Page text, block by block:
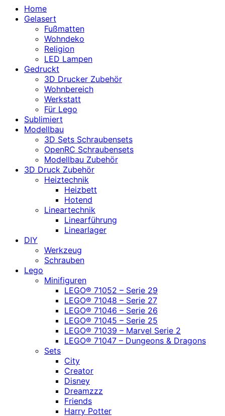
Home
Gelasert
Fußmatten
Wohndeko
Religion
LED Lampen
Gedruckt
3D Drucker Zubehör
Wohnbereich
Werkstatt
Für Lego
Sublimiert
Modellbau
3D Sets Schraubensets
OpenRC Schraubensets
Modellbau Zubehör
3D Druck Zubehör
Heiztechnik
Heizbett
Hotend
Lineartechnik
Linearführung
Linearlager
DIY
Werkzeug
Schrauben
Lego
Minifiguren
LEGO® 71052 – Serie 29
LEGO® 71048 – Serie 27
LEGO® 71046 – Serie 26
LEGO® 71045 – Serie 25
LEGO® 71039 – Marvel Serie 2
LEGO® 71047 – Dungeons & Dragons
Sets
City
Creator
Disney
Dreamzzz
Friends
Harry Potter